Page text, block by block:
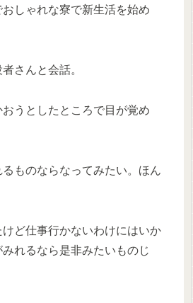
しゃれな寮で新生活を始め
さんと会話。
うとしたところで目が覚め
ものならなってみたい。ほん
ど仕事行かないわけにはいか
れるなら是非みたいものじ